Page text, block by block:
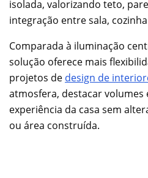
isolada, valorizando teto,
integração entre sala,
Comparada à iluminação
solução oferece mais
projetos de design de
atmosfera, destacar
experiência da casa sem
ou área construída.